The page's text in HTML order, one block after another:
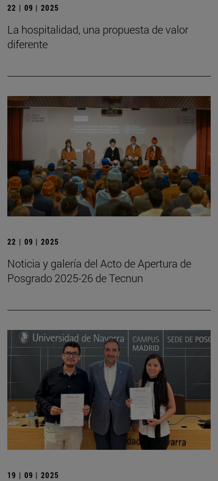
22 | 09 | 2025
La hospitalidad, una propuesta de valor
diferente
22 | 09 | 2025
Noticia y galería del Acto de Apertura de
Posgrado 2025-26 de Tecnun
19 | 09 | 2025